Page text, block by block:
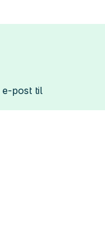
e-post til